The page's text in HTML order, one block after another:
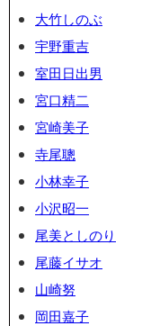
大竹しのぶ
宇野重吉
室田日出男
宮口精二
宮崎美子
寺尾聰
小林幸子
小沢昭一
尾美としのり
尾藤イサオ
山崎努
岡田嘉子